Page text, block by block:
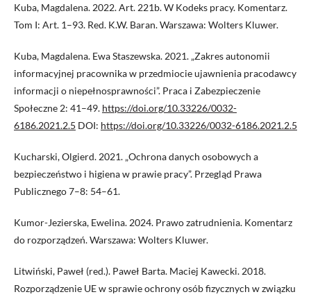
Kuba, Magdalena. 2022. Art. 221b. W Kodeks pracy. Komentarz.
Tom I: Art. 1–93. Red. K.W. Baran. Warszawa: Wolters Kluwer.
Kuba, Magdalena. Ewa Staszewska. 2021. „Zakres autonomii
informacyjnej pracownika w przedmiocie ujawnienia pracodawcy
informacji o niepełnosprawności”. Praca i Zabezpieczenie
Społeczne 2: 41–49. https://doi.org/10.33226/0032-
6186.2021.2.5 DOI: https://doi.org/10.33226/0032-6186.2021.2.5
Kucharski, Olgierd. 2021. „Ochrona danych osobowych a
bezpieczeństwo i higiena w prawie pracy”. Przegląd Prawa
Publicznego 7–8: 54–61.
Kumor-Jezierska, Ewelina. 2024. Prawo zatrudnienia. Komentarz
do rozporządzeń. Warszawa: Wolters Kluwer.
Litwiński, Paweł (red.). Paweł Barta. Maciej Kawecki. 2018.
Rozporządzenie UE w sprawie ochrony osób fizycznych w związku